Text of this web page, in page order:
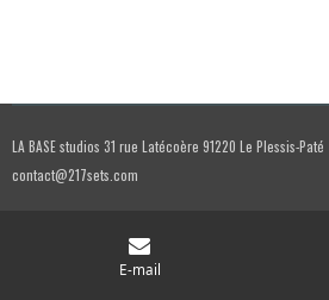
LA BASE studios 31 rue Latécoère 91220 Le Plessis-Paté
contact@217sets.com
E-mail